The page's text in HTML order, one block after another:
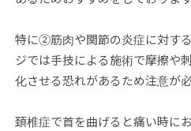
特に②筋肉や関節の炎症に対す
ジでは手技による施術で摩擦や
化させる恐れがあるため注意が必
頚椎症で首を曲げると痛い時に